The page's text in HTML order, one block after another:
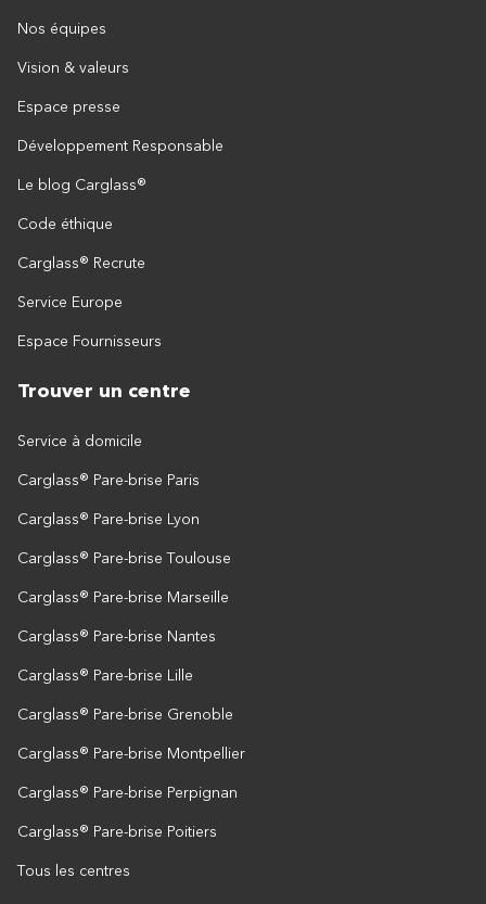
Nos équipes
Vision & valeurs
Espace presse
Développement Responsable
Le blog Carglass®
Code éthique
Carglass® Recrute
Service Europe
Espace Fournisseurs
Trouver un centre
Service à domicile
Carglass® Pare-brise Paris
Carglass® Pare-brise Lyon
Carglass® Pare-brise Toulouse
Carglass® Pare-brise Marseille
Carglass® Pare-brise Nantes
Carglass® Pare-brise Lille
Carglass® Pare-brise Grenoble
Carglass® Pare-brise Montpellier
Carglass® Pare-brise Perpignan
Carglass® Pare-brise Poitiers
Tous les centres